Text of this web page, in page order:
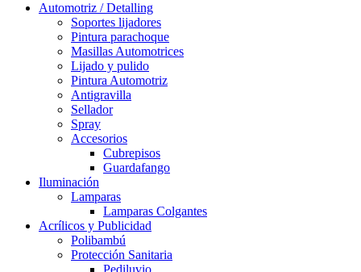
Automotriz / Detalling
Soportes lijadores
Pintura parachoque
Masillas Automotrices
Lijado y pulido
Pintura Automotriz
Antigravilla
Sellador
Spray
Accesorios
Cubrepisos
Guardafango
Iluminación
Lamparas
Lamparas Colgantes
Acrílicos y Publicidad
Polibambú
Protección Sanitaria